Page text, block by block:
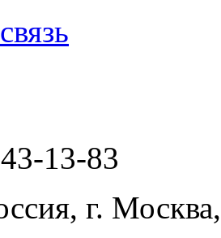
-13-83
, г. Москва